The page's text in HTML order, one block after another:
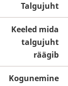
Talgujuht
Keeled mida
talgujuht
räägib
Kogunemine